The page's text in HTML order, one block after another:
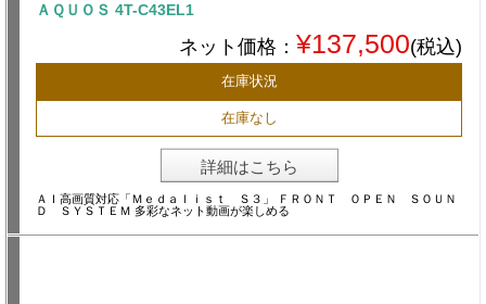
ＡＱＵＯＳ 4T-C43EL1
ネット価格： ¥137,500(税込)
在庫状況
在庫なし
詳細はこちら
ＡＩ高画質対応「Ｍｅｄａｌｉｓｔ Ｓ３」 ＦＲＯＮＴ ＯＰＥＮ ＳＯＵＮ
Ｄ ＳＹＳＴＥＭ 多彩なネット動画が楽しめる